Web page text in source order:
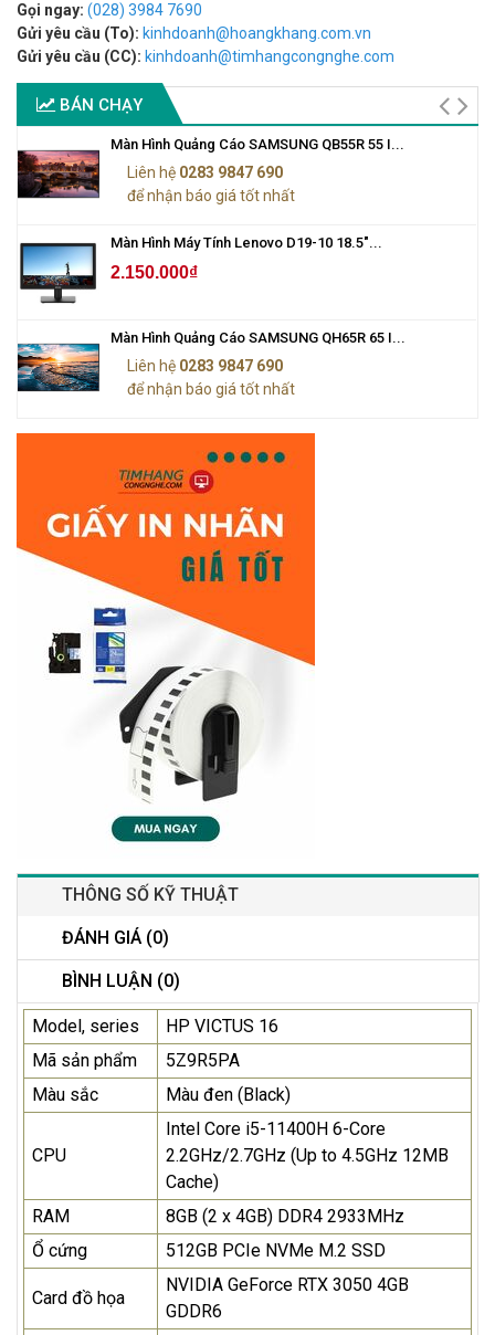
Gọi ngay: (028) 3984 7690
Gửi yêu cầu (To): kinhdoanh@hoangkhang.com.vn
Gửi yêu cầu (CC): kinhdoanh@timhangcongnghe.com
BÁN CHẠY
Màn Hình Quảng Cáo SAMSUNG QB55R 55 I...
Liên hệ 0283 9847 690
để nhận báo giá tốt nhất
Màn Hình Máy Tính Lenovo D19-10 18.5"...
2.150.000₫
Màn Hình Quảng Cáo SAMSUNG QH65R 65 I...
Liên hệ 0283 9847 690
để nhận báo giá tốt nhất
THÔNG SỐ KỸ THUẬT
ĐÁNH GIÁ (0)
BÌNH LUẬN (0)
Model, series
HP VICTUS 16
Mã sản phẩm
5Z9R5PA
Màu sắc
Màu đen (Black)
CPU
Intel Core i5-11400H 6-Core
2.2GHz/2.7GHz (Up to 4.5GHz 12MB
Cache)
RAM
8GB (2 x 4GB) DDR4 2933MHz
Ổ cứng
512GB PCIe NVMe M.2 SSD
Card đồ họa
NVIDIA GeForce RTX 3050 4GB
GDDR6